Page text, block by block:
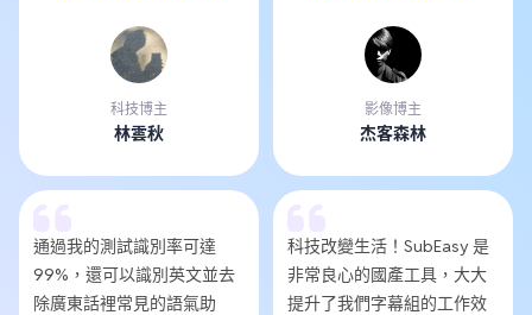
科技博主
林雲秋
影像博主
杰客森林
通過我的測試識別率可達
99%，還可以識別英文並去
除廣東話裡常見的語氣助
科技改變生活！SubEasy 是
非常良心的國產工具，大大
提升了我們字幕組的工作效